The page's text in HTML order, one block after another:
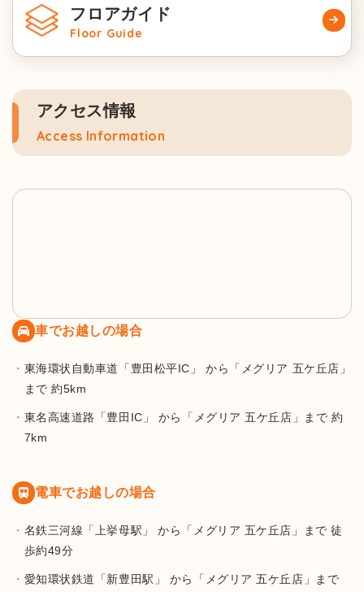
フロアガイド
Floor Guide
アクセス情報
Access Information
車でお越しの場合
東海環状自動車道「豊田松平IC」 から「メグリア 五ケ丘店」
まで 約5km
東名高速道路「豊田IC」 から「メグリア 五ケ丘店」まで 約
7km
電車でお越しの場合
名鉄三河線「上挙母駅」 から「メグリア 五ケ丘店」まで 徒
歩約49分
愛知環状鉄道「新豊田駅」 から「メグリア 五ケ丘店」まで